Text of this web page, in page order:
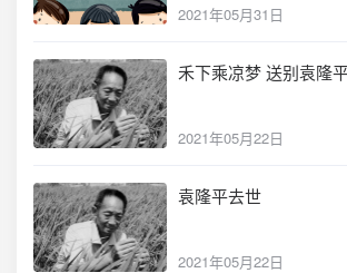
2021年05月31日
禾下乘凉梦 送别袁隆
2021年05月22日
袁隆平去世
2021年05月22日